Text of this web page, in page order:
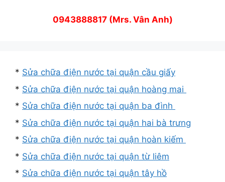
0943888817 (Mrs. Vân Anh)
* Sửa chữa điện nước tại quận cầu giấy
* Sửa chữa điện nước tại quận hoàng mai
* Sửa chữa điện nước tại quận ba đình
* Sửa chữa điện nước tại quận hai bà trưng
* Sửa chữa điện nước tại quận hoàn kiếm
* Sửa chữa điện nước tại quận từ liêm
* Sửa chữa điện nước tại quận tây hồ